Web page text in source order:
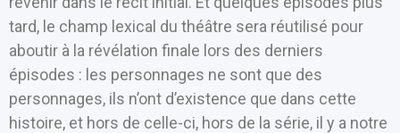
tard, le champ lexical du théâtre sera réutilisé pour
aboutir à la révélation finale lors des derniers
épisodes : les personnages ne sont que des
personnages, ils n’ont d’existence que dans cette
histoire, et hors de celle-ci, hors de la série, il y a notre